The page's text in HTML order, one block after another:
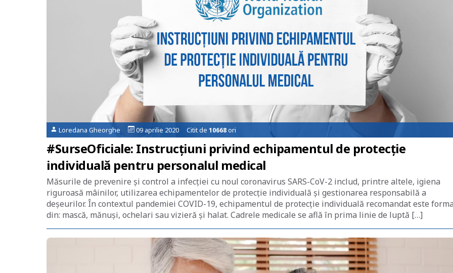
Loredana Gheorghe 09 aprilie 2020 Citit de 10668ori
#SurseOficiale: Instrucțiuni privind echipamentul de protecție
individuală pentru personalul medical
Măsurile de prevenire și control a infecției cu noul coronavirus SARS-CoV-2 includ, printre altele, igiena
riguroasă mâinilor, utilizarea echipamentelor de protecție individuală și gestionarea responsabilă a
deșeurilor. În contextul pandemiei COVID-19, echipamentul de protecție individuală recomandat este
din: mască, mănuși, ochelari sau vizieră și halat. Cadrele medicale se află în prima linie de luptă […]